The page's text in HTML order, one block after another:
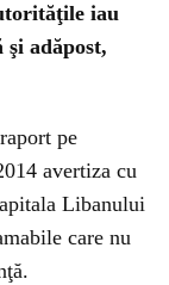
iau
adăpost,
pe
avertiza cu
Libanului
care nu